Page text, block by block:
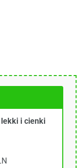
lekki i cienki